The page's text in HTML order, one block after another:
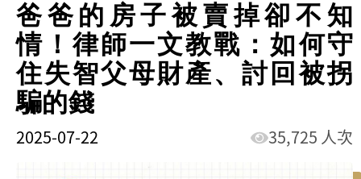
爸爸的房子被賣掉卻不知
情！律師一文教戰：如何守
住失智父母財產、討回被拐
騙的錢
2025-07-22 35,725 人次